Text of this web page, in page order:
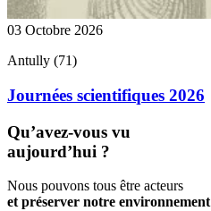
03 Octobre 2026
Antully (71)
Journées scientifiques 2026
Qu’avez-vous vu
aujourd’hui ?
Nous pouvons tous être acteurs
et préserver notre environnement